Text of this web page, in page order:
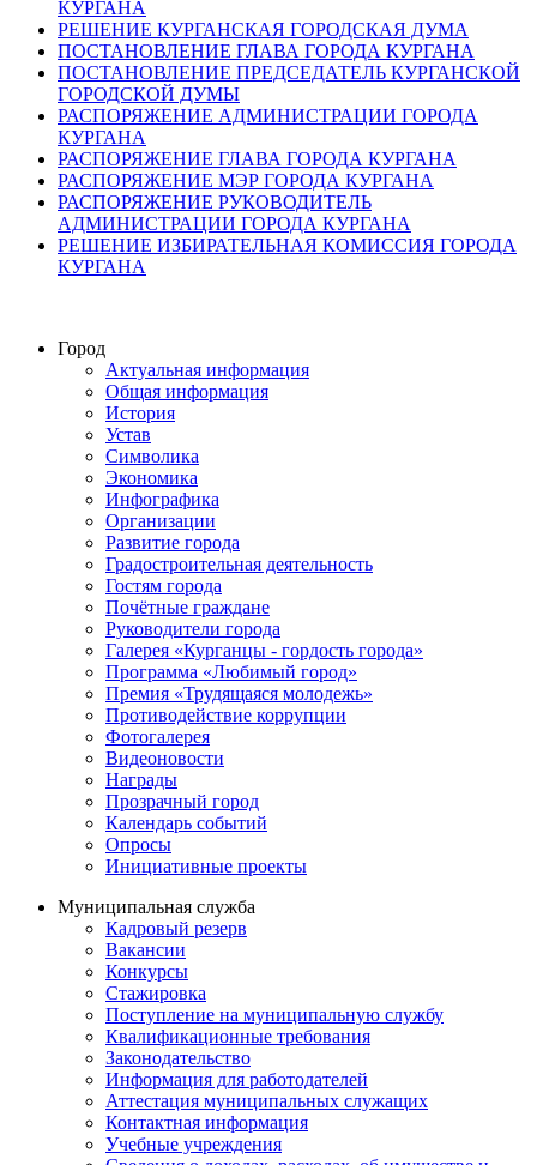
КУРГАНА
РЕШЕНИЕ КУРГАНСКАЯ ГОРОДСКАЯ ДУМА
ПОСТАНОВЛЕНИЕ ГЛАВА ГОРОДА КУРГАНА
ПОСТАНОВЛЕНИЕ ПРЕДСЕДАТЕЛЬ КУРГАНСКОЙ
ГОРОДСКОЙ ДУМЫ
РАСПОРЯЖЕНИЕ АДМИНИСТРАЦИИ ГОРОДА
КУРГАНА
РАСПОРЯЖЕНИЕ ГЛАВА ГОРОДА КУРГАНА
РАСПОРЯЖЕНИЕ МЭР ГОРОДА КУРГАНА
РАСПОРЯЖЕНИЕ РУКОВОДИТЕЛЬ
АДМИНИСТРАЦИИ ГОРОДА КУРГАНА
РЕШЕНИЕ ИЗБИРАТЕЛЬНАЯ КОМИССИЯ ГОРОДА
КУРГАНА
Город
Актуальная информация
Общая информация
История
Устав
Символика
Экономика
Инфографика
Организации
Развитие города
Градостроительная деятельность
Гостям города
Почётные граждане
Руководители города
Галерея «Курганцы - гордость города»
Программа «Любимый город»
Премия «Трудящаяся молодежь»
Противодействие коррупции
Фотогалерея
Видеоновости
Награды
Прозрачный город
Календарь событий
Опросы
Инициативные проекты
Муниципальная служба
Кадровый резерв
Вакансии
Конкурсы
Стажировка
Поступление на муниципальную службу
Квалификационные требования
Законодательство
Информация для работодателей
Аттестация муниципальных служащих
Контактная информация
Учебные учреждения